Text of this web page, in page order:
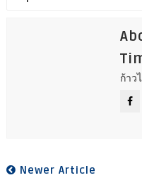
ก้าว
Newer Article